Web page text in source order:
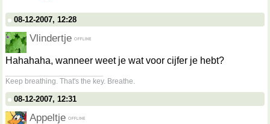
08-12-2007, 12:28
Vlindertje
Hahahaha, wanneer weet je wat voor cijfer je hebt?
Keep breathing. That's the key. Breathe.
08-12-2007, 12:31
Appeltje